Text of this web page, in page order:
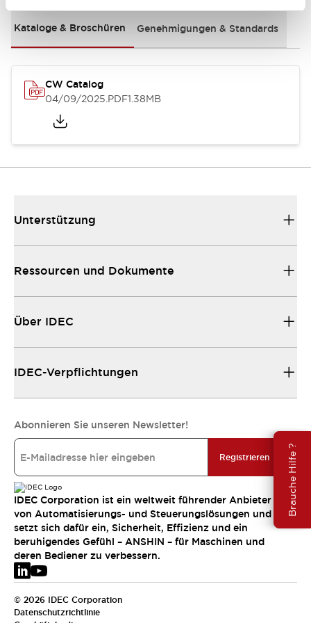
Brauche Hilfe ?
Kataloge & Broschüren Genehmigungen & Standards
CW Catalog
04/09/2025.PDF1.38MB
Unterstützung
Ressourcen und Dokumente
Über IDEC
IDEC-Verpflichtungen
Abonnieren Sie unseren Newsletter!
Registrieren
IDEC Corporation ist ein weltweit führender Anbieter
von Automatisierungs- und Steuerungslösungen und
setzt sich dafür ein, Sicherheit, Effizienz und ein
beruhigendes Gefühl – ANSHIN – für Maschinen und
deren Bediener zu verbessern.
© 2026 IDEC Corporation
Datenschutzrichtlinie